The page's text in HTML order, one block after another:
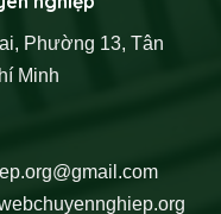
Phường 13, Tân
Minh